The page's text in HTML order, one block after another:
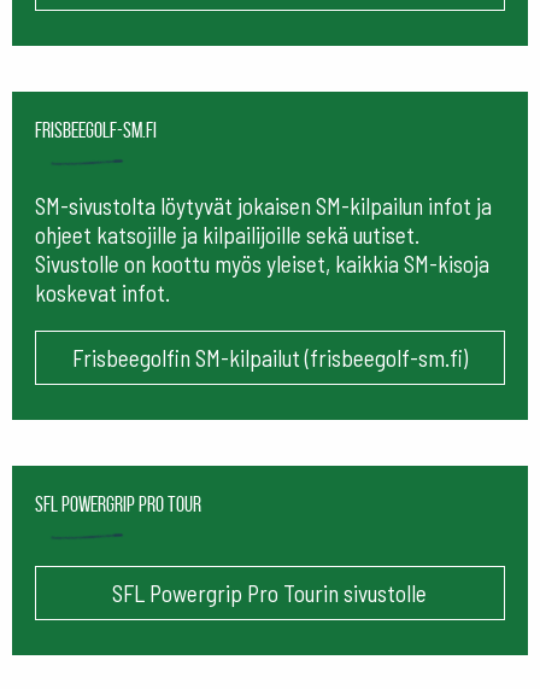
frisbeegolf-sm.fi
SM-sivustolta löytyvät jokaisen SM-kilpailun infot ja
ohjeet katsojille ja kilpailijoille sekä uutiset.
Sivustolle on koottu myös yleiset, kaikkia SM-kisoja
koskevat infot.
Frisbeegolfin SM-kilpailut (frisbeegolf-sm.fi)
SFL Powergrip Pro Tour
SFL Powergrip Pro Tourin sivustolle